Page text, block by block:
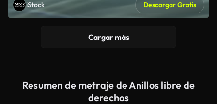
iStock Descargar Gratis
Cargar más
Resumen de metraje de Anillos libre de
derechos